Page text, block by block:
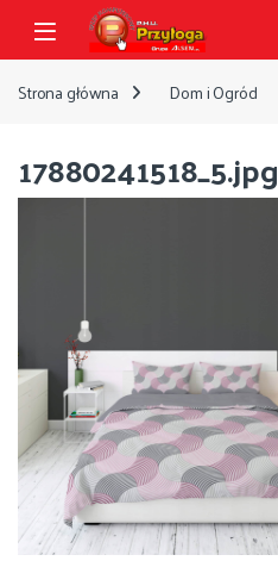
Przejdź do nawigacji
Przejdź do treści
Open
Strona główna Dom i Ogród
17880241518_5.jpg